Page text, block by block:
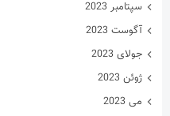
سپتامبر 2023
آگوست 2023
جولای 2023
ژوئن 2023
می 2023